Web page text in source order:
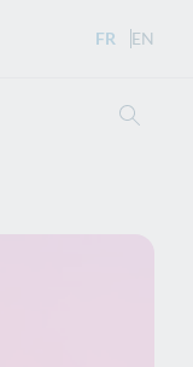
FR - Version
EN